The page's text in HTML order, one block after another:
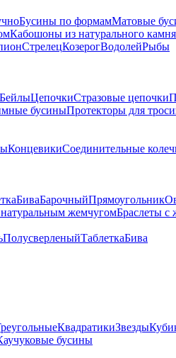
Бусины по формамМатовые
Кабошоны из натурального камня
СтрелецКозерогВодолейРыбы
БейлыЦепочкиСтразовые цепочки
бусиныПротекторы для
КонцевикиСоединительные
БиваБарочныйПрямоугольник
жемчугомБраслеты с
ПолусверленыйТаблеткаБива
КвадратикиЗвезды
бусины